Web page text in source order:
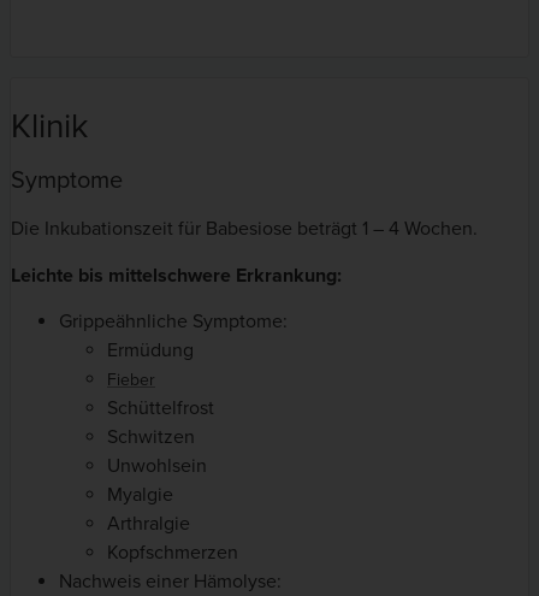
Klinik
Symptome
Die Inkubationszeit für Babesiose beträgt 1 – 4 Wochen.
Leichte bis mittelschwere Erkrankung:
Grippeähnliche Symptome:
Ermüdung
Fieber
Schüttelfrost
Schwitzen
Unwohlsein
Myalgie
Arthralgie
Kopfschmerzen
Nachweis einer Hämolyse: